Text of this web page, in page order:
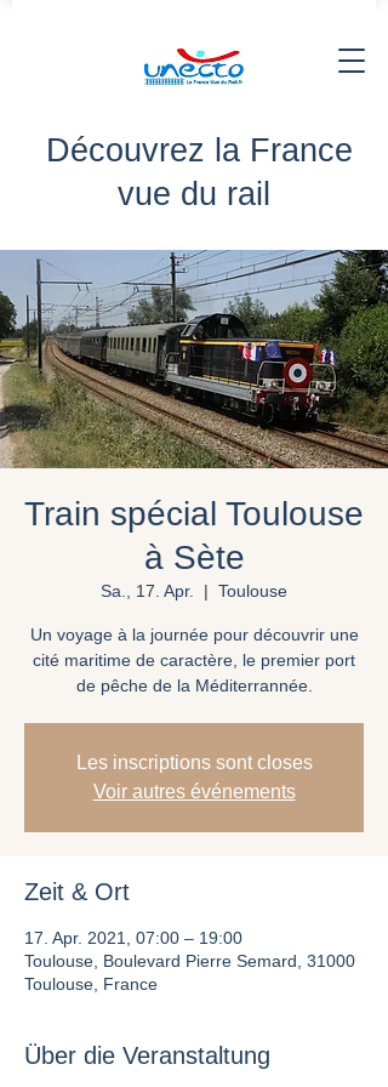
Découvrez la France
vue du rail
Train spécial Toulouse
à Sète
Sa., 17. Apr.
  |
Toulouse
Un voyage à la journée pour découvrir une
cité maritime de caractère, le premier port
de pêche de la Méditerrannée.
Les inscriptions sont closes
Voir autres événements
Zeit & Ort
17. Apr. 2021, 07:00 – 19:00
Toulouse, Boulevard Pierre Semard, 31000
Toulouse, France
Über die Veranstaltung